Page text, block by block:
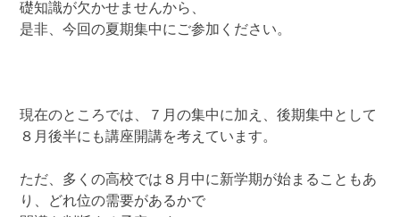
礎知識が欠かせませんから、
是非、今回の夏期集中にご参加ください。
現在のところでは、７月の集中に加え、後期集中として
８月後半にも講座開講を考えています。
ただ、多くの高校では８月中に新学期が始まることもあ
り、どれ位の需要があるかで